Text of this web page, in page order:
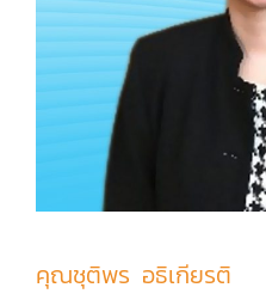
คุณชุติพร อธิเกียรติ